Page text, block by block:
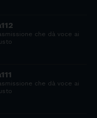
che dà voce ai
che dà voce ai